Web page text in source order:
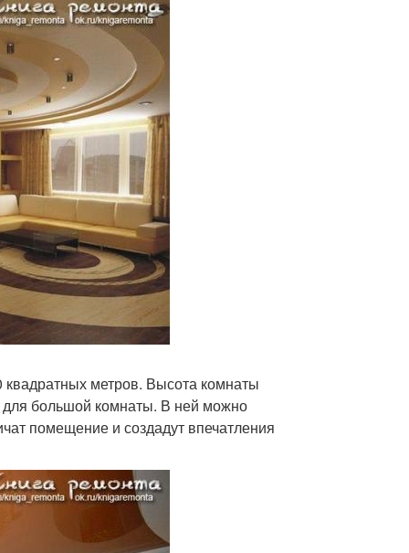
метров. Высота комнаты
для большой комнаты. В ней можно
помещение и создадут впечатления